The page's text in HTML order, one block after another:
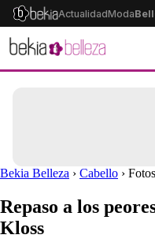
ActualidadModa
Bekia Belleza › Cabello › Fotos
Repaso a los
Kloss